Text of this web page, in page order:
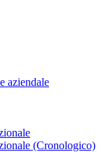
aziendale
(Cronologico)